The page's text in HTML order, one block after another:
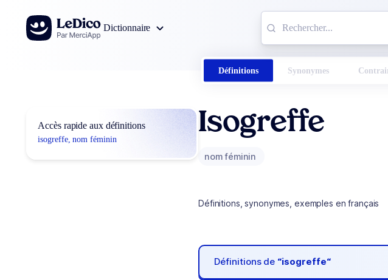
Aller au contenu
Dictionnaire
Définitions Synonymes
Accès rapide aux définitions
isogreffe, nom féminin
Isogreffe
nom féminin
Définitions, synonymes, exemples en français
Définitions de “isogreffe“